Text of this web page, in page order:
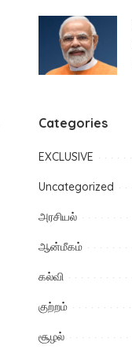
Categories
EXCLUSIVE
Uncategorized
அரசியல்
ஆன்மீகம்
கல்வி
குற்றம்
சூழல்